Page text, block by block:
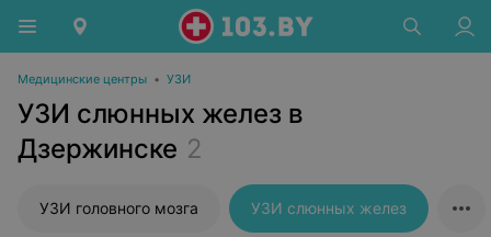
Медицинские центры • УЗИ
УЗИ слюнных желез в
Дзержинске 2
УЗИ головного мозга УЗИ слюнных желез